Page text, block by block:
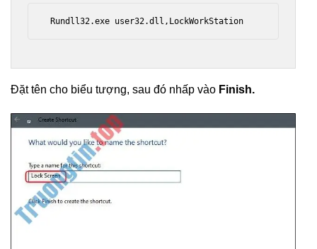
Rundll32.exe user32.dll,LockWorkStation
Đặt tên cho biểu tượng, sau đó nhấp vào Finish.